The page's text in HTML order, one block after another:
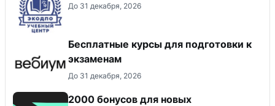
До 31 декабря, 2026
Бесплатные курсы для подготовки к
экзаменам
До 31 декабря, 2026
2000 бонусов для новых